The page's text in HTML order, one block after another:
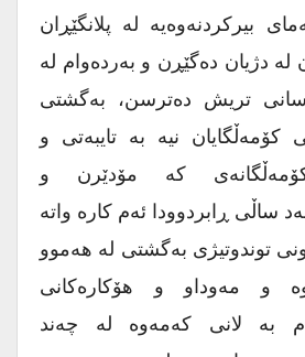
بیرکردنەوەیە لە پلانگێڕان
لە دژیان دەگێڕن و بەردەوام لە
تریش دەترسن، بەگشتی
کۆمەڵگایان نیە بە تایبەتی و
کە مۆدێرن و
ساڵی ڕابردوودا ئەم کارە واتە
توندوتیژی بەگشتی لە هەموو
و مەوداو و هۆکارەکانی
بە لانی کەمەوە لە چەند